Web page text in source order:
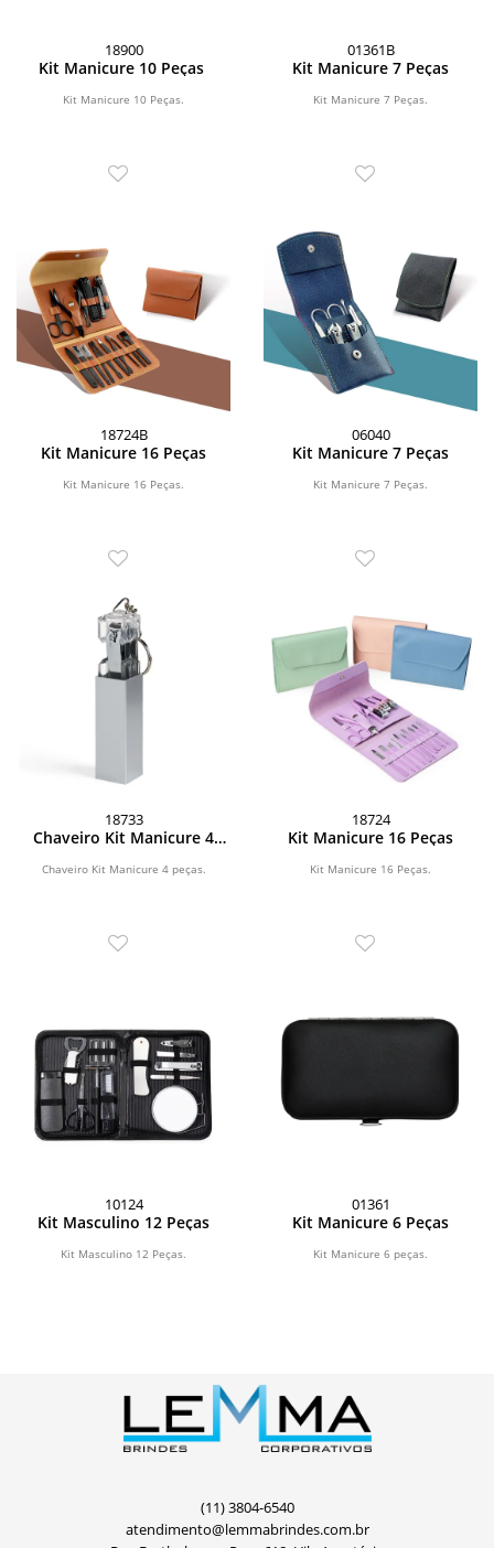
18900
Kit Manicure 10 Peças
Kit Manicure 10 Peças.
01361B
Kit Manicure 7 Peças
Kit Manicure 7 Peças.
18724B
Kit Manicure 16 Peças
Kit Manicure 16 Peças.
06040
Kit Manicure 7 Peças
Kit Manicure 7 Peças.
18733
Chaveiro Kit Manicure 4
Chaveiro Kit Manicure 4 peças.
18724
Kit Manicure 16 Peças
Kit Manicure 16 Peças.
10124
Kit Masculino 12 Peças
Kit Masculino 12 Peças.
01361
Kit Manicure 6 Peças
Kit Manicure 6 peças.
(11) 3804-6540
atendimento@lemmabrindes.com.br